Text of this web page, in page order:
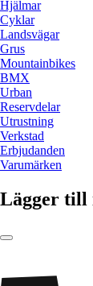
Hjälmar
Cyklar
Landsvägar
Grus
Mountainbikes
BMX
Urban
Reservdelar
Utrustning
Verkstad
Erbjudanden
Varumärken
Lägger till